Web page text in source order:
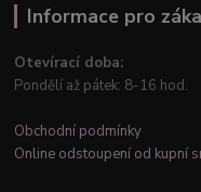
Informace pro
Otevírací doba:
Pondělí až pátek: 8-16 hod.
Obchodní podmínky
Online odstoupení od kupní